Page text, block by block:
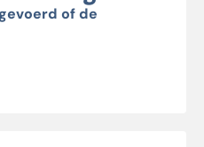
of de